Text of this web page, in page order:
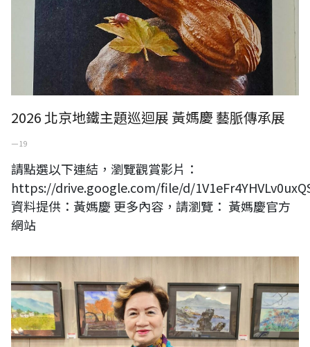
2026 北京地鐵主題巡迴展 黃媽慶 藝脈傳承展
一 19
請點選以下連結，瀏覽觀賞影片：
https://drive.google.com/file/d/
資料提供：黃媽慶 更多內容，請瀏覽： 黃媽慶官方
網站